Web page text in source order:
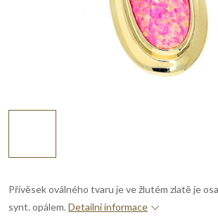
Přívěsek oválného tvaru je ve žlutém zlatě je
synt. opálem. Detailní informace